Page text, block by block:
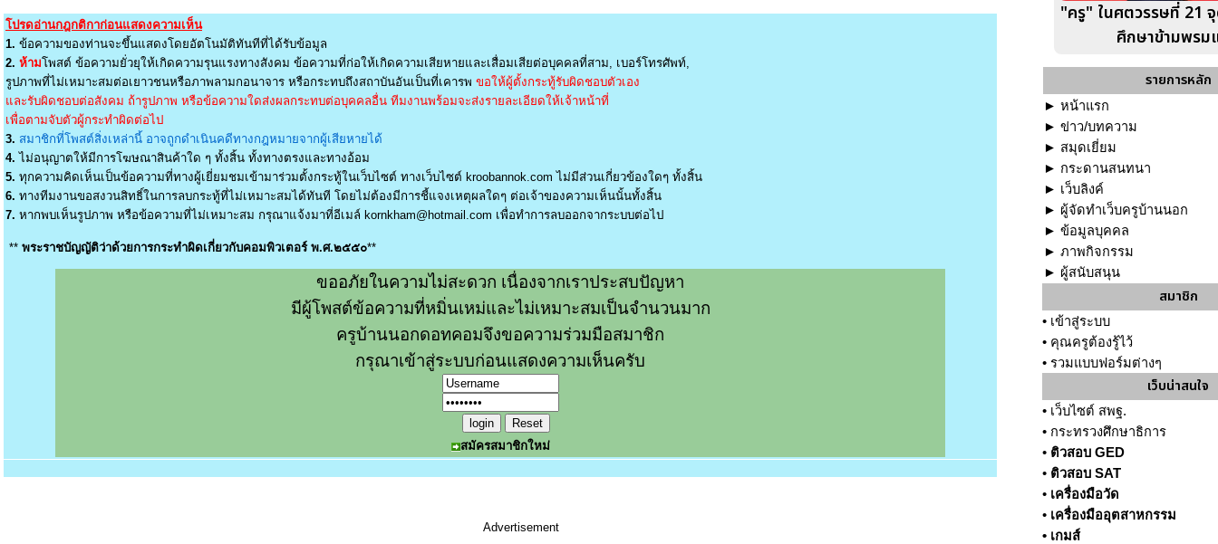
โปรดอ่านกฎกติกาก่อนแสดงความเห็น
1. ข้อความของท่านจะขึ้นแสดงโดยอัตโนมัติทันทีที่ได้รับข้อมูล
2. ห้ามโพสต์ ข้อความยั่วยุให้เกิดความรุนแรงทางสังคม ข้อความที่ก่อให้เกิดความเสียหายและเสื่อมเสียต่อบุคคลที่สาม, เบอร์โทรศัพท์,
รูปภาพที่ไม่เหมาะสมต่อเยาวชนหรือภาพลามกอนาจาร หรือกระทบถึงสถาบันอันเป็นที่เคารพ ขอให้ผู้ตั้งกระทู้รับผิดชอบตัวเอง
และรับผิดชอบต่อสังคม ถ้ารูปภาพ หรือข้อความใดส่งผลกระทบต่อบุคคลอื่น ทีมงานพร้อมจะส่งรายละเอียดให้เจ้าหน้าที่
เพื่อตามจับตัวผู้กระทำผิดต่อไป
3. สมาชิกที่โพสต์สิ่งเหล่านี้ อาจถูกดำเนินคดีทางกฎหมายจากผู้เสียหายได้
4. ไม่อนุญาตให้มีการโฆษณาสินค้าใด ๆ ทั้งสิ้น ทั้งทางตรงและทางอ้อม
5. ทุกความคิดเห็นเป็นข้อความที่ทางผู้เยี่ยมชมเข้ามาร่วมตั้งกระทู้ในเว็บไซต์ ทางเว็บไซต์ kroobannok.com ไม่มีส่วนเกี่ยวข้องใดๆ ทั้งสิ้น
6. ทางทีมงานขอสงวนสิทธิ์ในการลบกระทู้ที่ไม่เหมาะสมได้ทันที โดยไม่ต้องมีการชี้แจงเหตุผลใดๆ ต่อเจ้าของความเห็นนั้นทั้งสิ้น
7. หากพบเห็นรูปภาพ หรือข้อความที่ไม่เหมาะสม กรุณาแจ้งมาที่อีเมล์ kornkham@hotmail.com เพื่อทำการลบออกจากระบบต่อไป
** พระราชบัญญัติว่าด้วยการกระทำผิดเกี่ยวกับคอมพิวเตอร์ พ.ศ.๒๕๕๐**
ขออภัยในความไม่สะดวก เนื่องจากเราประสบปัญหา
มีผู้โพสต์ข้อความที่หมิ่นเหม่และไม่เหมาะสมเป็นจำนวนมาก
ครูบ้านนอกดอทคอมจึงขอความร่วมมือสมาชิก
กรุณาเข้าสู่ระบบก่อนแสดงความเห็นครับ
สมัครสมาชิกใหม่
Advertisement
"ครู" ในศตวรรษที่ 21
ศึกษาข้ามพรม
รายการหลัก
► หน้าแรก
► ข่าว/บทความ
► สมุดเยี่ยม
► กระดานสนทนา
► เว็บลิงค์
► ผู้จัดทำเว็บครูบ้านนอก
► ข้อมูลบุคคล
► ภาพกิจกรรม
► ผู้สนับสนุน
สมาชิก
• เข้าสู่ระบบ
• คุณครูต้องรู้ไว้
• รวมแบบฟอร์มต่างๆ
เว็บน่าสนใจ
• เว็บไซต์ สพฐ.
• กระทรวงศึกษาธิการ
• ติวสอบ GED
• ติวสอบ SAT
• เครื่องมือวัด
• เครื่องมืออุตสาหกรรม
• เกมส์